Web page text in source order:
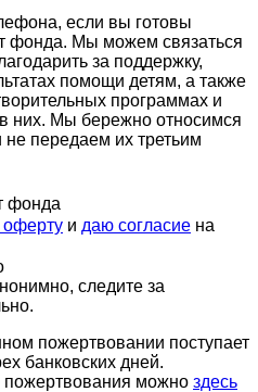
если вы готовы
фонда. Мы можем связаться
за поддержку,
помощи детям, а также
программах и
них. Мы бережно относимся
передаем их третьим
фонда
оферту и даю согласие на
следите за
пожертвовании поступает
банковских дней.
пожертвования можно здесь